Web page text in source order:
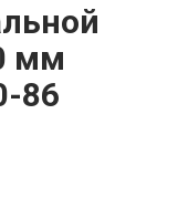
мм
86